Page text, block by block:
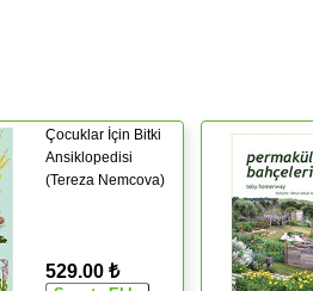
Çocuklar İçin Bitki
Ansiklopedisi
(Tereza Nemcova)
529.00 ₺